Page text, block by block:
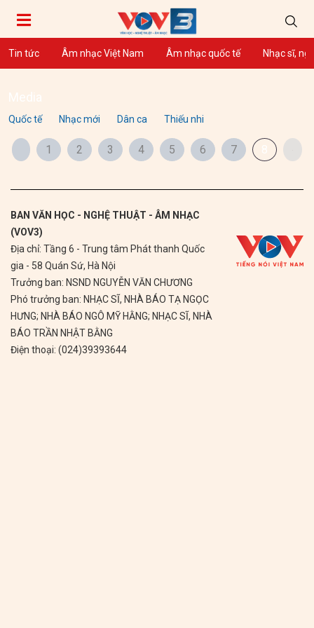
Tin tức Âm nhạc Việt Nam Âm nhạc quốc tế Nhạc sĩ,
Media
Quốc tế Nhạc mới Dân ca Thiếu nhi
1 2 3 4 5 6 7 8
BAN VĂN HỌC - NGHỆ THUẬT - ÂM NHẠC
(VOV3)
Địa chỉ: Tầng 6 - Trung tâm Phát thanh Quốc
gia - 58 Quán Sứ, Hà Nội
Trưởng ban: NSND NGUYỄN VĂN CHƯƠNG
Phó trưởng ban: NHẠC SĨ, NHÀ BÁO TẠ NGỌC
HƯNG; NHÀ BÁO NGÔ MỸ HẰNG; NHẠC SĨ, NHÀ
BÁO TRẦN NHẬT BẰNG
Điện thoại: (024)39393644